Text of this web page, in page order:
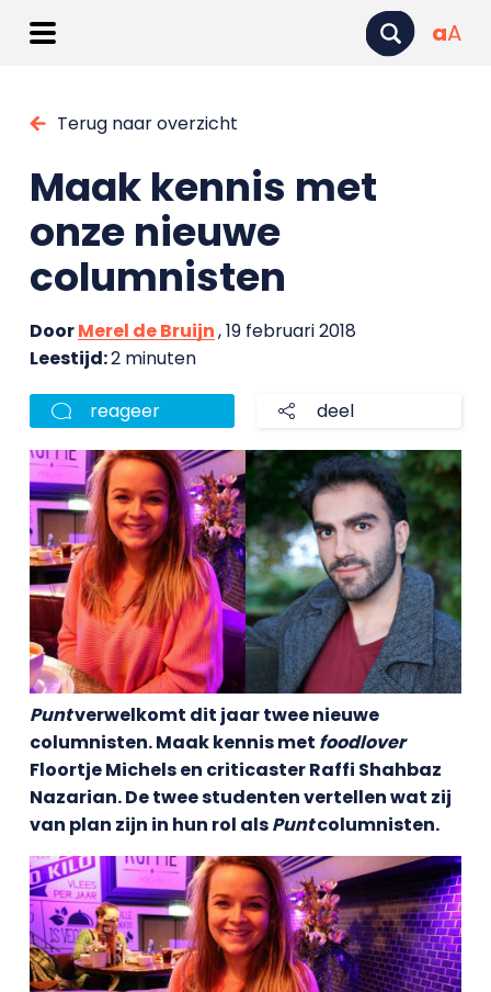
aA
Terug naar overzicht
Maak kennis met
onze nieuwe
columnisten
DoorMerel de Bruijn, 19 februari 2018
Leestijd:2 minuten
reageer deel
Puntverwelkomt dit jaar twee nieuwe
columnisten. Maak kennis met foodlover
Floortje Michels en criticaster Raffi Shahbaz
Nazarian. De twee studenten vertellen wat zij
van plan zijn in hun rol alsPuntcolumnisten.